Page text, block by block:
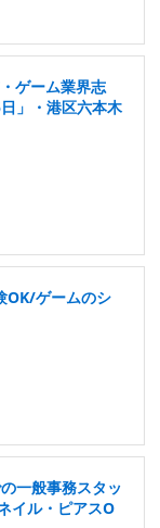
ゲーム業界志
」・港区六本木
OK/ゲームのシ
一般事務スタッ
イル・ピアスO